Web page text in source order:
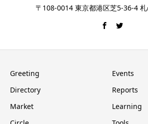
〒108-0014 東京都港区芝5-36-4
Greeting
Events
Directory
Reports
Market
Learning